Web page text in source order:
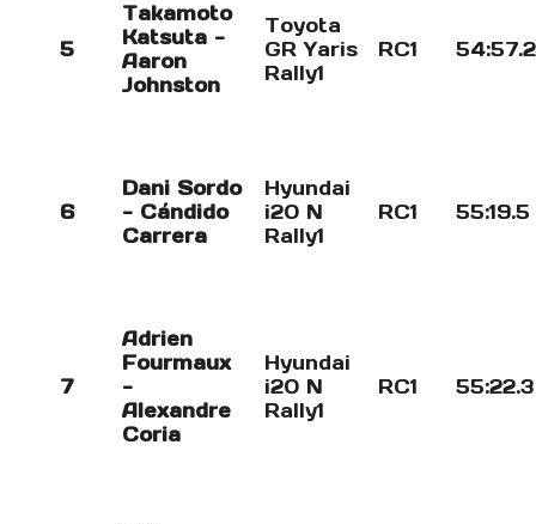
5
Takamoto
Katsuta -
Aaron
Johnston
Toyota
GR Yaris
Rally1
RC1 54:57.2
6
Dani Sordo
- Cándido
Carrera
Hyundai
i20 N
Rally1
RC1 55:19.5
7
Adrien
Fourmaux
-
Alexandre
Coria
Hyundai
i20 N
Rally1
RC1 55:22.3